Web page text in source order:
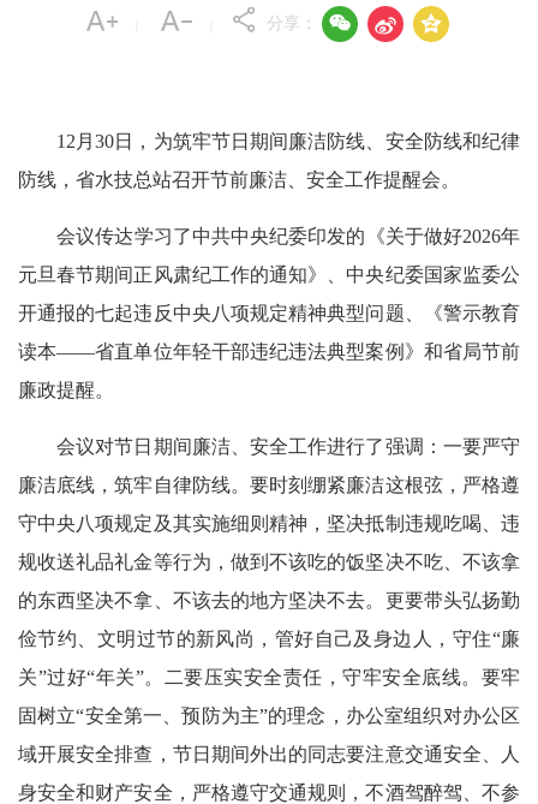
分享：   
12月30日，为筑牢节日期间廉洁防线、安全防线和纪律
防线，省水技总站召开节前廉洁、安全工作提醒会。
会议传达学习了中共中央纪委印发的《关于做好2026年
元旦春节期间正风肃纪工作的通知》、中央纪委国家监委公
开通报的七起违反中央八项规定精神典型问题、《警示教育
读本——省直单位年轻干部违纪违法典型案例》和省局节前
廉政提醒。
会议对节日期间廉洁、安全工作进行了强调：一要严守
廉洁底线，筑牢自律防线。要时刻绷紧廉洁这根弦，严格遵
守中央八项规定及其实施细则精神，坚决抵制违规吃喝、违
规收送礼品礼金等行为，做到不该吃的饭坚决不吃、不该拿
的东西坚决不拿、不该去的地方坚决不去。更要带头弘扬勤
俭节约、文明过节的新风尚，管好自己及身边人，守住“廉
关”过好“年关”。二要压实安全责任，守牢安全底线。要牢
固树立“安全第一、预防为主”的理念，办公室组织对办公区
域开展安全排查，节日期间外出的同志要注意交通安全、人
身安全和财产安全，严格遵守交通规则，不酒驾醉驾、不参